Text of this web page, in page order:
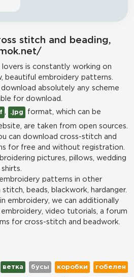
stitch and beading,
is constantly working on
beautiful embroidery patterns.
absolutely any scheme
for download.
.jpg format, which can be
are taken from open sources.
can download cross-stitch and
for free and without registration.
pictures, pillows, wedding
patterns in other
beads, blackwork, hardanger.
embroidery, we can additionally
video tutorials, a forum
for cross-stitch and beadwork.
ветка бусы коробки гобелен